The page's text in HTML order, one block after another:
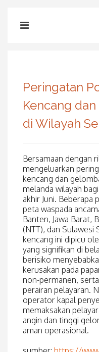
Peringatan
Kencang
di Wilayah
Bersamaan dengan
mengeluarkan
kencang dan
melanda wilayah
akhir Juni. Beberapa
peta waspada
Banten, Jawa Barat,
(NTT), dan Sulawesi
kencang ini dipicu
yang signifikan di
berisiko
kerusakan pada
non-permanen,
perairan pelayaran.
operator kapal
memaksakan
angin dan tinggi
aman operasional.